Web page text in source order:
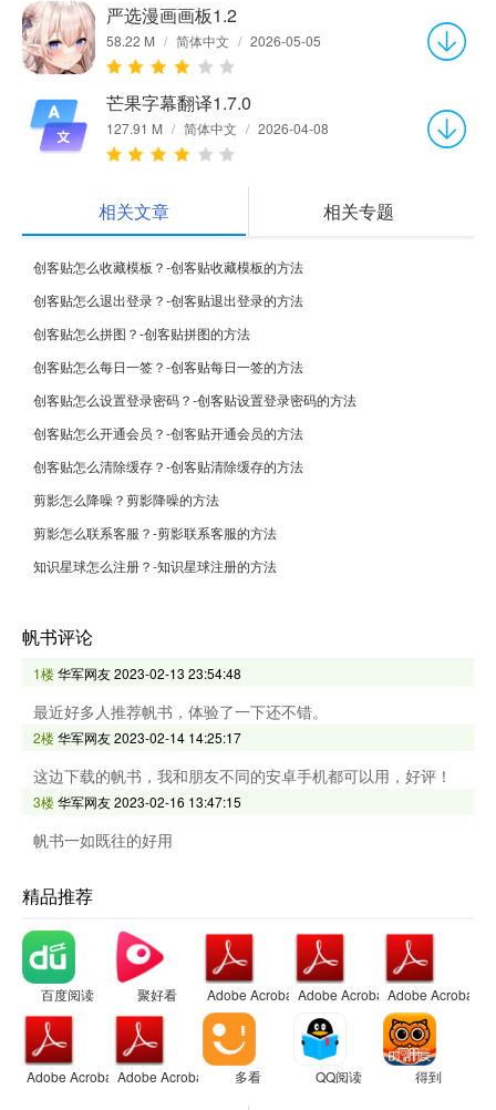
严选漫画画板1.2
58.22 M / 简体中文 / 2026-05-05
芒果字幕翻译1.7.0
127.91 M / 简体中文 / 2026-04-08
相关文章 相关专题
创客贴怎么收藏模板？-创客贴收藏模板的方法
创客贴怎么退出登录？-创客贴退出登录的方法
创客贴怎么拼图？-创客贴拼图的方法
创客贴怎么每日一签？-创客贴每日一签的方法
创客贴怎么设置登录密码？-创客贴设置登录密码的方法
创客贴怎么开通会员？-创客贴开通会员的方法
创客贴怎么清除缓存？-创客贴清除缓存的方法
剪影怎么降噪？剪影降噪的方法
剪影怎么联系客服？-剪影联系客服的方法
知识星球怎么注册？-知识星球注册的方法
帆书评论
1楼华军网友2023-02-13 23:54:48
最近好多人推荐帆书，体验了一下还不错。
2楼华军网友2023-02-14 14:25:17
这边下载的帆书，我和朋友不同的安卓手机都可以用，好评！
3楼华军网友2023-02-16 13:47:15
帆书一如既往的好用
精品推荐
百度阅读 聚好看 Adobe Acrobat Adobe Acrobat Adobe Acrobat
Adobe Acrobat Adobe Acrobat 多看 QQ阅读 得到